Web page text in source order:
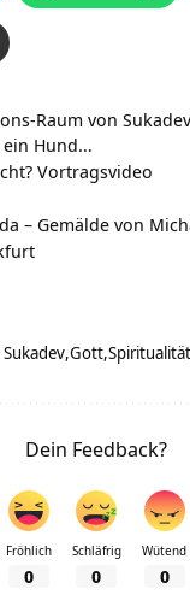
Raum von
ein Hund…
Vortragsvideo
– Gemälde von
Gott Spiritualität
Dein Feedback?
Fröhlich
0
Schläfrig
0
Wütend
0